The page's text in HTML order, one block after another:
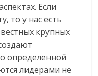
Если
то у нас есть
крупных
определенной
лидерами не